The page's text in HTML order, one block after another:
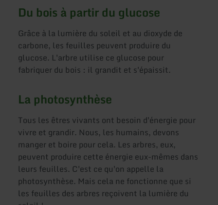
Du bois à partir du glucose
Grâce à la lumière du soleil et au dioxyde de
carbone, les feuilles peuvent produire du
glucose. L'arbre utilise ce glucose pour
fabriquer du bois : il grandit et s'épaissit.
La photosynthèse
Tous les êtres vivants ont besoin d'énergie pour
vivre et grandir. Nous, les humains, devons
manger et boire pour cela. Les arbres, eux,
peuvent produire cette énergie eux-mêmes dans
leurs feuilles. C'est ce qu'on appelle la
photosynthèse. Mais cela ne fonctionne que si
les feuilles des arbres reçoivent la lumière du